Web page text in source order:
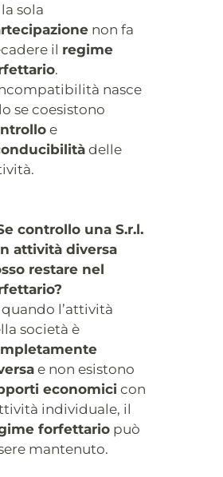
la sola
non fa
il regime
.
nasce
se coesistono
e
delle
controllo una S.r.l.
attività diversa
restare nel
quando l’attività
società è
e non esistono
economici con
individuale, il
forfettariopuò
mantenuto.